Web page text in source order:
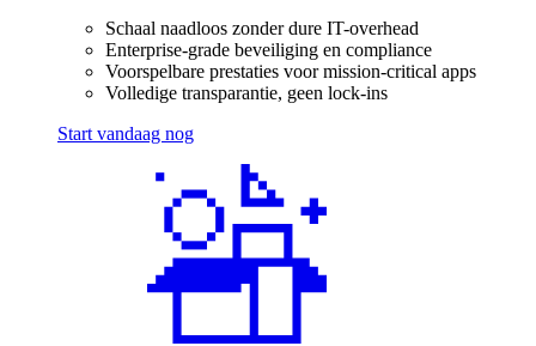
Schaal naadloos zonder dure IT-overhead
Enterprise-grade beveiliging en compliance
Voorspelbare prestaties voor mission-critical apps
Volledige transparantie, geen lock-ins
Start vandaag nog